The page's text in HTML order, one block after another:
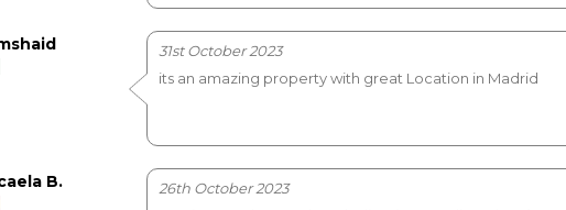
31st October 2023
its an amazing property with great Location in Madrid
B.
26th October 2023